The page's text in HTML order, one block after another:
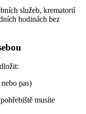
služeb, krematorií
hodinách bez
pas)
musíte